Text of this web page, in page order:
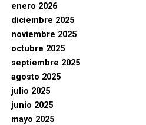
enero 2026
diciembre 2025
noviembre 2025
octubre 2025
septiembre 2025
agosto 2025
julio 2025
junio 2025
mayo 2025